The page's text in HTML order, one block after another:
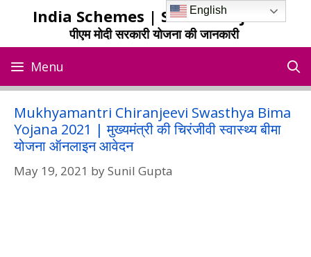
India Schemes | Sarkari Yojana
पीएम मोदी सरकारी योजना की जानकारी
Menu
Mukhyamantri Chiranjeevi Swasthya Bima
Yojana 2021 | मुख्यमंत्री की चिरंजीवी स्वास्थ्य बीमा
योजना ऑनलाइन आवेदन
May 19, 2021 bySunil Gupta
English